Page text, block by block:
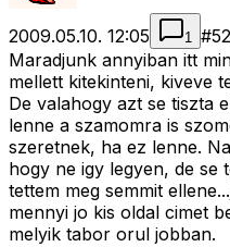
2009.05.10. 12:05 1 #52
Maradjunk annyiban itt
mellett kitekinteni, kiveve
De valahogy azt se tiszta
lenne a szamomra is
szeretnek, ha ez lenne.
hogy ne igy legyen, de se
tettem meg semmit
mennyi jo kis oldal cimet
melyik tabor orul jobban.